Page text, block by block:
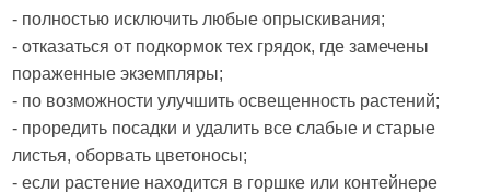
- полностью исключить любые опрыскивания;
- отказаться от подкормок тех грядок, где замечены
пораженные экземпляры;
- по возможности улучшить освещенность растений;
- проредить посадки и удалить все слабые и старые
листья, оборвать цветоносы;
- если растение находится в горшке или контейнере